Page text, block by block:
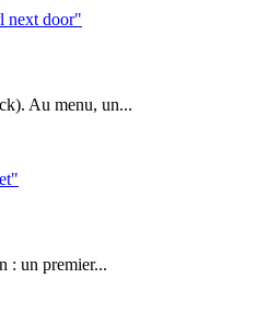
Au menu, un...
: un premier...